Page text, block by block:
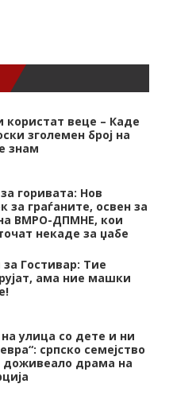
користат веце – Каде
зголемен број на
знам
горивата: Нов
за граѓаните, освен за
ВМРО-ДПМНЕ, кои
некаде за џабе
Гостивар: Тие
ама ние машки
улица со дете и ни
српско семејство
доживеало драма на